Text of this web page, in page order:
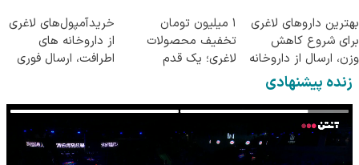
بهترین داروهای لاغری
برای شروع کاهش
وزن، ارسال از داروخانه
های نزدیکت!
۱ میلیون تومان
تخفیف محصولات
لاغری؛ یک قدم
خریدآمپول‌های لاغری
از داروخانه های
اطرافت، ارسال فوری
زنده پیشنهادی